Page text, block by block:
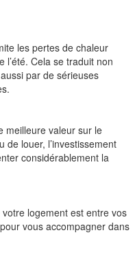
les pertes de chaleur
l’été. Cela se traduit non
par de sérieuses
meilleure valeur sur le
de louer, l’investissement
considérablement la
votre logement est entre vos
vous accompagner dans